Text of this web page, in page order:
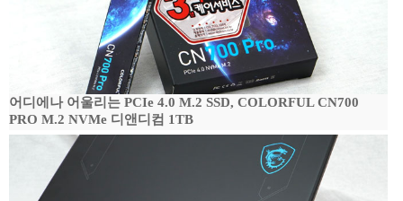
어디에나 어울리는 PCIe 4.0 M.2 SSD, COLORFUL CN700
PRO M.2 NVMe 디앤디컴 1TB